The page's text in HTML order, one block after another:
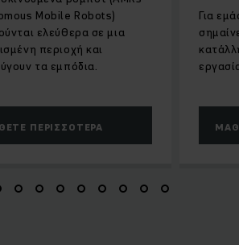
Mobile Robots)
ελεύθερα σε μια
περιοχή και
τα εμπόδια.
ΠΕΡΙΣΣΌΤΕΡΑ
Για